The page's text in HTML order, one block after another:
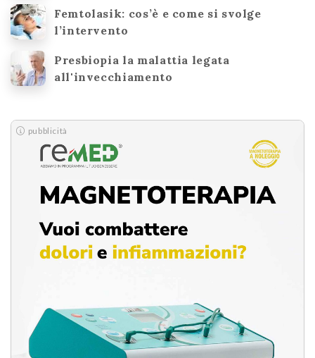
Femtolasik: cos’è e come si svolge
l’intervento
Presbiopia la malattia legata
all'invecchiamento
pubblicità